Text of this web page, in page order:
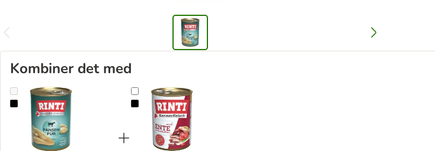
Kombiner det med
RINTI Singlefleisch 1 x 400 g RINTI Kennerfleisch - RINTI 400 g dåse